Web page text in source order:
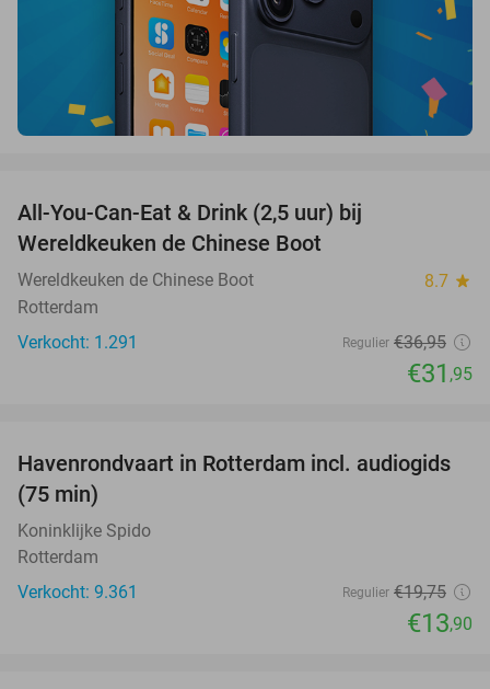
All-You-Can-Eat & Drink (2,5 uur) bij
Wereldkeuken de Chinese Boot
Wereldkeuken de Chinese Boot 8.7 star
Rotterdam
Verkocht: 1.291
Regulier €36,95
€31 ,95
30%
Havenrondvaart in Rotterdam incl. audiogids
(75 min)
Koninklijke Spido
Rotterdam
Verkocht: 9.361
Regulier €19,75
€13,90